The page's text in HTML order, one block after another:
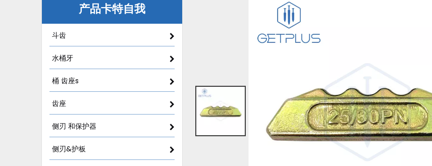
产品卡特自我
斗齿
水桶牙
桶 齿座s
齿座
侧刃 和保护器
侧刃&护板